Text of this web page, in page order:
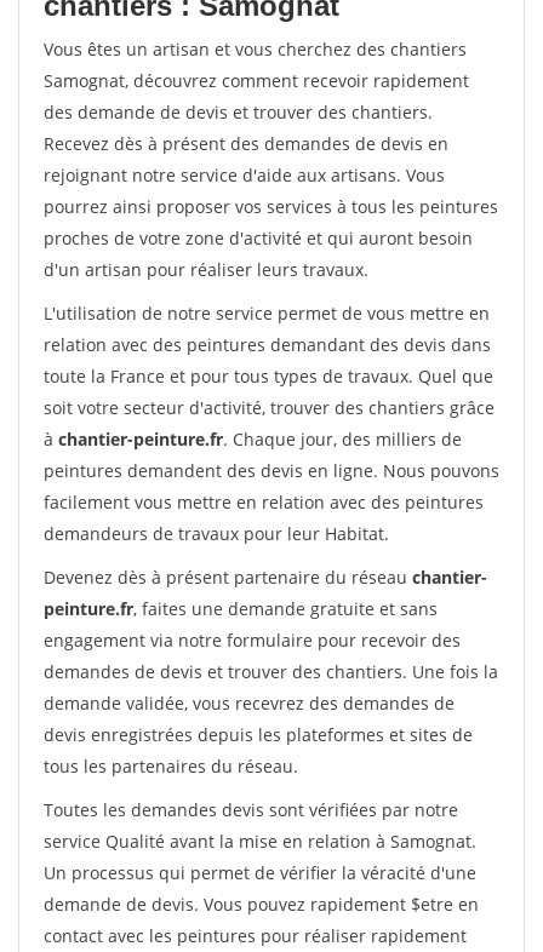
Vous êtes un artisan et vous cherchez des chantiers
Samognat, découvrez comment recevoir rapidement
des demande de devis et trouver des chantiers.
Recevez dès à présent des demandes de devis en
rejoignant notre service d'aide aux artisans. Vous
pourrez ainsi proposer vos services à tous les peintures
proches de votre zone d'activité et qui auront besoin
d'un artisan pour réaliser leurs travaux.
L'utilisation de notre service permet de vous mettre en
relation avec des peintures demandant des devis dans
toute la France et pour tous types de travaux. Quel que
soit votre secteur d'activité, trouver des chantiers grâce
à chantier-peinture.fr. Chaque jour, des milliers de
peintures demandent des devis en ligne. Nous pouvons
facilement vous mettre en relation avec des peintures
demandeurs de travaux pour leur Habitat.
Devenez dès à présent partenaire du réseau chantier-
peinture.fr, faites une demande gratuite et sans
engagement via notre formulaire pour recevoir des
demandes de devis et trouver des chantiers. Une fois la
demande validée, vous recevrez des demandes de
devis enregistrées depuis les plateformes et sites de
tous les partenaires du réseau.
Toutes les demandes devis sont vérifiées par notre
service Qualité avant la mise en relation à Samognat.
Un processus qui permet de vérifier la véracité d'une
demande de devis. Vous pouvez rapidement $etre en
contact avec les peintures pour réaliser rapidement